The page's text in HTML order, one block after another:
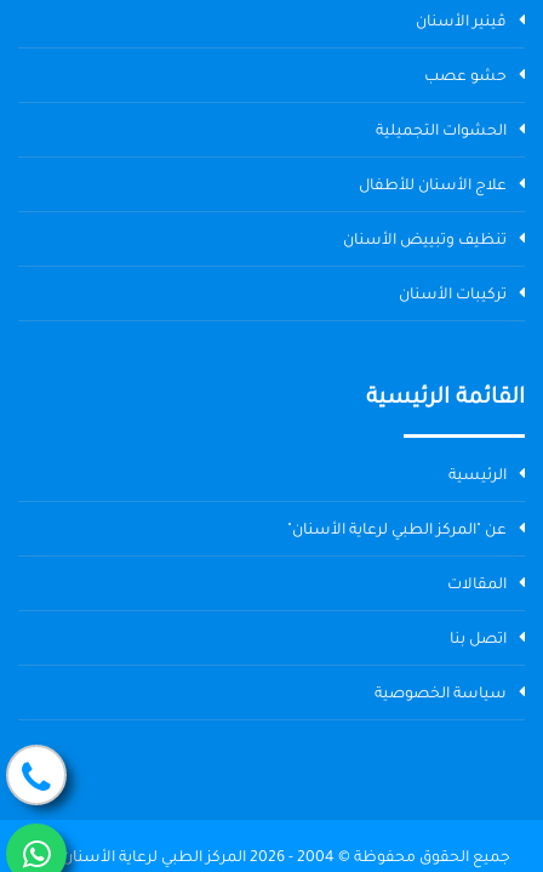
ڤينير الأسنان
حشو عصب
الحشوات التجميلية
علاج الأسنان للأطفال
تنظيف وتبييض الأسنان
تركيبات الأسنان
القائمة الرئيسية
الرئيسية
عن "المركز الطبي لرعاية الأسنان"
المقالات
اتصل بنا
سياسة الخصوصية
جميع الحقوق محفوظة © 2004 - 2026 المركز الطبي لرعاية الأسنان The